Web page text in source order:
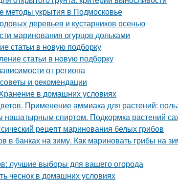
методы укрытия в Подмосковье
деревьев и кустарников осенью
маринования огурцов дольками
статьи в новую подборку
статьи в новую подборку
от региона
и рекомендации
в домашних условиях
Применение аммиака для растений:
нашатырным спиртом. Подкормка растений
рецепт маринования белых грибов
в банках на зиму. Как мариновать грибы на
лучшие выборы для вашего огорода
чеснок в домашних условиях